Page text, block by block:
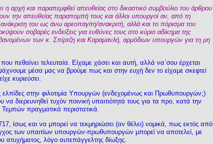
αρχή και παραπεμφθεί απευθείας στο δικαστικό συμβούλιο του άρθρου
την απευθείας παραπομπή τους και άλλοι υπουργοί αν, από τη
του ως άνω αρεοπαγίτη/ανακριτή, αλλά και το πόρισμα του
σοβαρές ενδείξεις για ευθύνες τους στο κύριο αδίκημα της
των κ. Σπίρτζη και Καραμανλή, αρμόδιων υπουργών για τη μη
πεθαίνει τελευταία. Είχαμε χάσει και αυτή, αλλά να΄σου έρχεται
μέσα μας να βρούμε πως και στην ευχή δεν το είχαμε σκεφτεί
κυριεύσει.
ελπίδες στην φιλοτιμία Υπουργών (ενδεχομένως και Πρωθυπουργών;)
να διερευνηθεί τυχόν ποινική υπαιτιότητά τους για τα προ, κατά την
Τεμπών πραγματικά περιστατικά.
ίσως και να μπορεί να τεκμηριώσει (αν θέλει) νομικά, πως εκτός από
των υπαιτίων υπουργών-πρωθυπουργών μπορεί να αποτελεί, με
ατυχήματος, λόγο αυτεπάγγελτης δίωξης.